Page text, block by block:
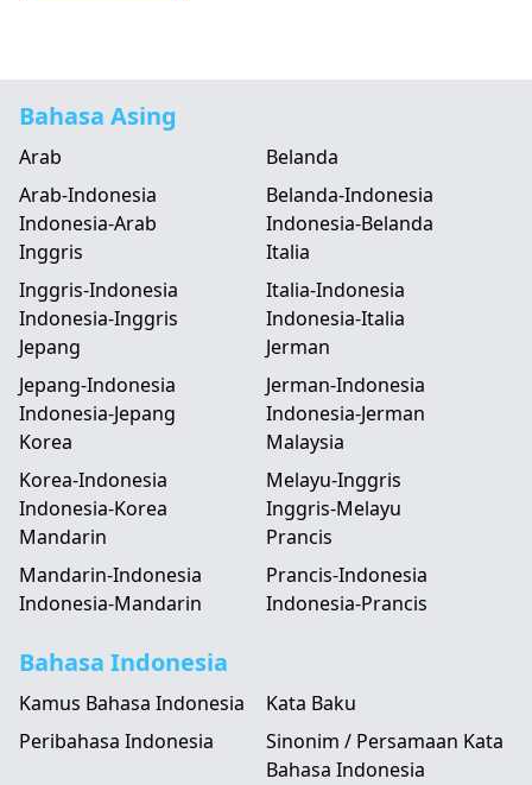
Bahasa Asing
Arab
Arab-Indonesia
Indonesia-Arab
Belanda
Belanda-Indonesia
Indonesia-Belanda
Inggris
Inggris-Indonesia
Indonesia-Inggris
Italia
Italia-Indonesia
Indonesia-Italia
Jepang
Jepang-Indonesia
Indonesia-Jepang
Jerman
Jerman-Indonesia
Indonesia-Jerman
Korea
Korea-Indonesia
Indonesia-Korea
Malaysia
Melayu-Inggris
Inggris-Melayu
Mandarin
Mandarin-Indonesia
Indonesia-Mandarin
Prancis
Prancis-Indonesia
Indonesia-Prancis
Bahasa Indonesia
Kamus Bahasa Indonesia
Kata Baku
Peribahasa Indonesia
Sinonim / Persamaan Kata
Bahasa Indonesia